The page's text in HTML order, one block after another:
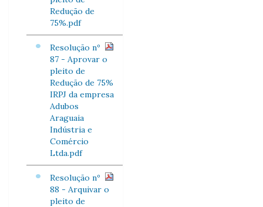
Redução de
75%.pdf
Resolução nº
87 - Aprovar o
pleito de
Redução de 75%
IRPJ da empresa
Adubos
Araguaia
Indústria e
Comércio
Ltda.pdf
Resolução nº
88 - Arquivar o
pleito de